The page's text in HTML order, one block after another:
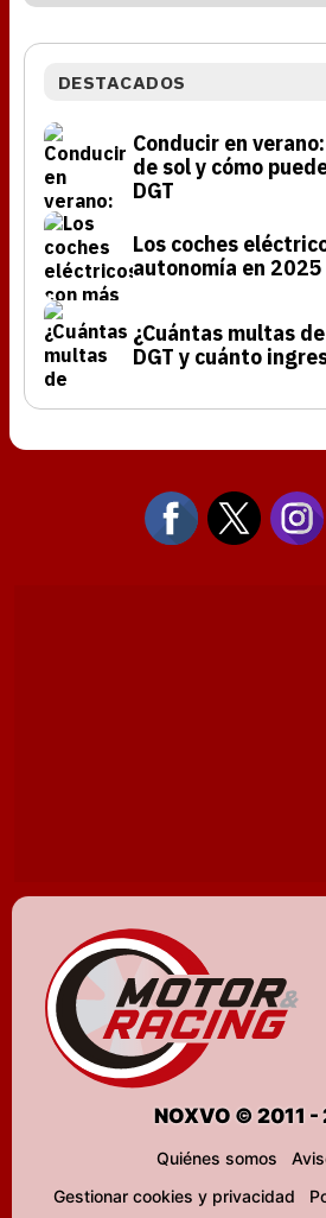
DESTACADOS
Conducir en
de sol y cómo
DGT
Los coches
autonomía en 2025
¿Cuántas multas
DGT y cuánto
NOXVO © 2011 -
Quiénes somos
Gestionar cookies y privacidad